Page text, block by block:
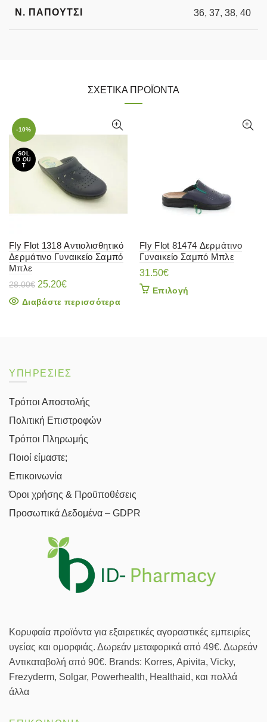
Ν. ΠΑΠΟΥΤΣΙ 36, 37, 38, 40
ΣΧΕΤΙΚΆ ΠΡΟΪΌΝΤΑ
-10%
SOL
D OU
T
Fly Flot 1318 Αντιολισθητικό
Δερμάτινο Γυναικείο Σαμπό
Μπλε
28.00€ Original
was:
25.20€Η
τιμή
Διαβάστε περισσότερα
Fly Flot 81474 Δερμάτινο
Γυναικείο Σαμπό Μπλε
31.50€
Επιλογή
ΥΠΗΡΕΣΙΕΣ
Τρόποι Αποστολής
Πολιτική Επιστροφών
Τρόποι Πληρωμής
Ποιοί είμαστε;
Επικοινωνία
Όροι χρήσης & Προϋποθέσεις
Προσωπικά Δεδομένα – GDPR
Κορυφαία προϊόντα για εξαιρετικές αγοραστικές εμπειρίες
υγείας και ομορφιάς. Δωρεάν μεταφορικά από 49€. Δωρεάν
Αντικαταβολή από 90€. Brands: Korres, Apivita, Vicky,
Frezyderm, Solgar, Powerhealth, Healthaid, και πολλά
άλλα